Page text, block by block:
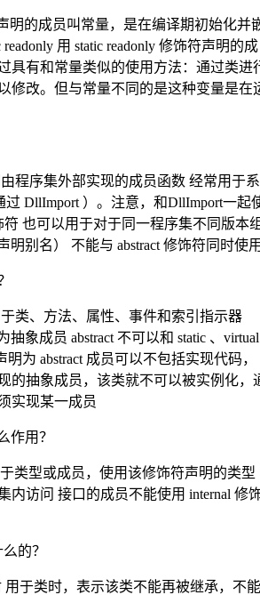
明的成员叫常量，是在编译期初始化并
用 static readonly 修饰符声明的成
具有和常量类似的使用方法：通过类进
修改。但与常量不同的是这种变量是在
程序集外部实现的成员函数 经常用于系
DllImport ）。注意，和DllImport一起
符 也可以用于对于同一程序集不同版本
明别名） 不能与 abstract 修饰符同时使
于类、方法、属性、事件和索引指示器
抽象成员 abstract 不可以和 static 、virtual
明为 abstract 成员可以不包括实现代码，
的抽象成员，该类就不可以被实例化，
实现某一成员
作用？
类型或成员，使用该修饰符声明的类型
内访问 接口的成员不能使用 internal 修
的？
用于类时，表示该类不能再被继承，不能